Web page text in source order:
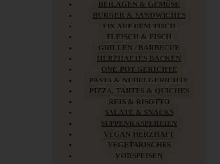
BEILAGEN & GEMÜSE
BURGER & SANDWICHES
FIX AUF DEM TISCH
FLEISCH & FISCH
GRILLEN / BARBECUE
HERZHAFTES BACKEN
ONE-POT-GERICHTE
PASTA & NUDELGERICHTE
PIZZA, TARTES & QUICHES
REIS & RISOTTO
SALATE & SNACKS
SUPPENKASPEREIEN
VEGAN HERZHAFT
VEGETARISCHES
VORSPEISEN